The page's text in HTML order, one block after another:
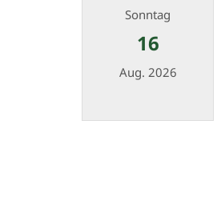
Sonntag
16
Aug. 2026